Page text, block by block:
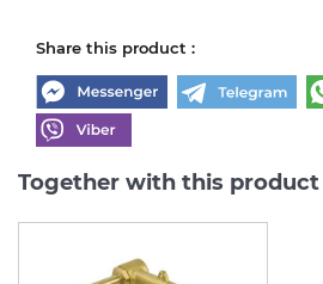
Share this product :
Together with this